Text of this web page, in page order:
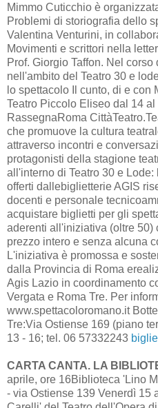
Mimmo Cuticchio è
Problemi di storiografia dello
Valentina Venturini, in
Movimenti e scrittori nella
Prof. Giorgio Taffon. Nel
nell'ambito del Teatro 30 e
lo spettacolo Il cunto, di e con
Teatro Piccolo Eliseo dal 14
RassegnaRoma
che promuove la cultura
attraverso incontri e
protagonisti della stagione
all'interno di Teatro 30 e
offerti dallebiglietterie AGIS
docenti e personale
acquistare biglietti per gli
aderenti all'iniziativa (oltre 50)
prezzo intero e senza alcuna
L'iniziativa è promossa e
dalla Provincia di Roma
Agis Lazio in coordinamento
Vergata e Roma Tre. Per
www.spettacoloromano.it
Tre:Via Ostiense 169 (piano
13 - 16; tel. 06 57332243
CARTA CANTA. LA
aprile, ore 16Biblioteca 'Lino
- via Ostiense 139 Venerdì 15